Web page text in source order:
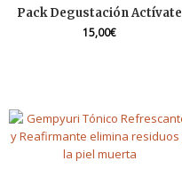
Pack Degustación Actívate
15,00€